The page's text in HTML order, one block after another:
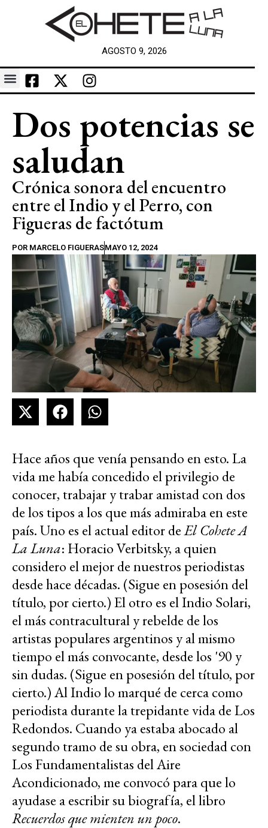
AGOSTO 9, 2026
Dos potencias se
saludan
Crónica sonora del encuentro
entre el Indio y el Perro, con
Figueras de factótum
POR MARCELO FIGUERASMAYO 12, 2024
Hace años que venía pensando en esto. La
vida me había concedido el privilegio de
conocer, trabajar y trabar amistad con dos
de los tipos a los que más admiraba en este
país. Uno es el actual editor deEl Cohete A
La Luna: Horacio Verbitsky, a quien
considero el mejor de nuestros periodistas
desde hace décadas. (Sigue en posesión del
título, por cierto.) El otro es el Indio Solari,
el más contracultural y rebelde de los
artistas populares argentinos y al mismo
tiempo el más convocante, desde los '90 y
sin dudas. (Sigue en posesión del título, por
cierto.) Al Indio lo marqué de cerca como
periodista durante la trepidante vida de Los
Redondos. Cuando ya estaba abocado al
segundo tramo de su obra, en sociedad con
Los Fundamentalistas del Aire
Acondicionado, me convocó para que lo
ayudase a escribir su biografía, el libro
Recuerdos que mienten un poco.